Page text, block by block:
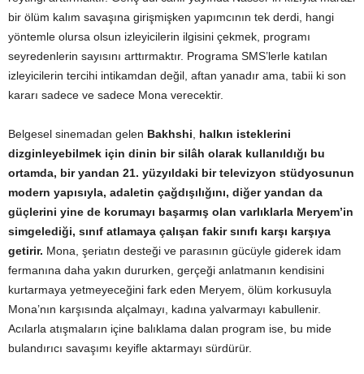
bir ölüm kalım savaşına girişmişken yapımcının tek derdi, hangi
yöntemle olursa olsun izleyicilerin ilgisini çekmek, programı
seyredenlerin sayısını arttırmaktır. Programa SMS’lerle katılan
izleyicilerin tercihi intikamdan değil, aftan yanadır ama, tabii ki son
kararı sadece ve sadece Mona verecektir.
Belgesel sinemadan gelen Bakhshi
halkın isteklerini
dizginleyebilmek için dinin bir silâh olarak kullanıldığı bu
ortamda, bir yandan 21. yüzyıldaki bir televizyon stüdyosunun
modern yapısıyla, adaletin çağdışılığını, diğer yandan da
güçlerini yine de korumayı başarmış olan varlıklarla Meryem’in
simgelediği, sınıf atlamaya çalışan fakir sınıfı karşı karşıya
getirir. Mona, şeriatın desteği ve parasının gücüyle giderek idam
fermanına daha yakın dururken, gerçeği anlatmanın kendisini
kurtarmaya yetmeyeceğini fark eden Meryem, ölüm korkusuyla
Mona’nın karşısında alçalmayı, kadına yalvarmayı kabullenir.
Acılarla atışmaların içine balıklama dalan program ise, bu mide
bulandırıcı savaşımı keyifle aktarmayı sürdürür.